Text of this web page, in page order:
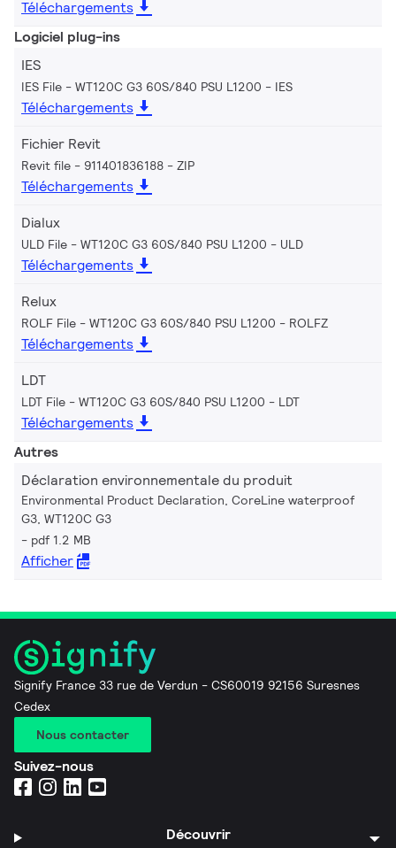
Téléchargements
Logiciel plug-ins
IES
IES File - WT120C G3 60S/840 PSU L1200 IES
Téléchargements
Fichier Revit
Revit file - 911401836188 ZIP
Téléchargements
Dialux
ULD File - WT120C G3 60S/840 PSU L1200 ULD
Téléchargements
Relux
ROLF File - WT120C G3 60S/840 PSU L1200 ROLFZ
Téléchargements
LDT
LDT File - WT120C G3 60S/840 PSU L1200 LDT
Téléchargements
Autres
Déclaration environnementale du produit
Environmental Product Declaration, CoreLine waterproof
G3, WT120C G3
pdf 1.2 MB
Afficher
Signify France 33 rue de Verdun - CS60019 92156 Suresnes
Cedex
Nous contacter
Suivez-nous
Découvrir